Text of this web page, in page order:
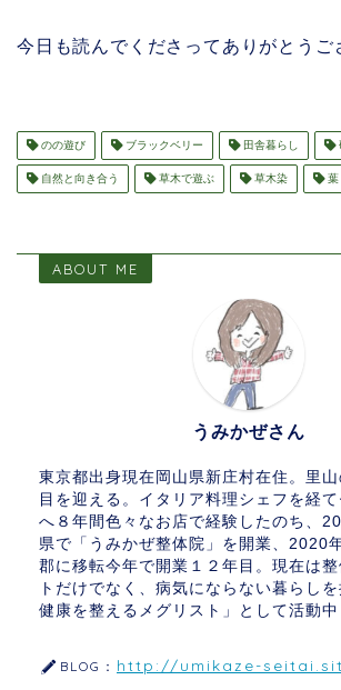
今日も読んでくださってありがとうご
のの遊び ブラックベリー 田舎暮らし
自然と向き合う 草木で遊ぶ 草木染 葉
ABOUT ME
うみかぜさん
東京都出身現在岡山県新庄村在住。里
目を迎える。イタリア料理シェフを経
へ８年間色々なお店で経験したのち、
県で「うみかぜ整体院」を開業、2020
郡に移転今年で開業１２年目。現在は
トだけでなく、病気にならない暮らし
健康を整えるメグリスト」として活動中
BLOG： http://umikaze-